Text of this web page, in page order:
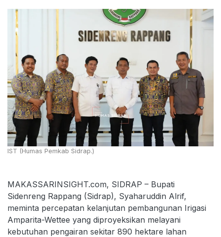
IST (Humas Pemkab Sidrap.)
MAKASSARINSIGHT.com, SIDRAP – Bupati
Sidenreng Rappang (Sidrap), Syaharuddin Alrif,
meminta percepatan kelanjutan pembangunan Irigasi
Amparita-Wettee yang diproyeksikan melayani
kebutuhan pengairan sekitar 890 hektare lahan